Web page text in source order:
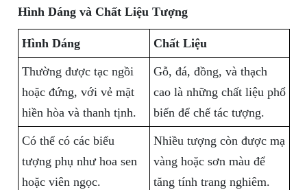
Hình Dáng và Chất Liệu Tượng
Hình Dáng Chất Liệu
Thường được tạc ngồi
hoặc đứng, với vẻ mặt
hiền hòa và thanh tịnh.
Gỗ, đá, đồng, và thạch
cao là những chất liệu phổ
biến để chế tác tượng.
Có thể có các biểu
tượng phụ như hoa sen
hoặc viên ngọc.
Nhiều tượng còn được mạ
vàng hoặc sơn màu để
tăng tính trang nghiêm.